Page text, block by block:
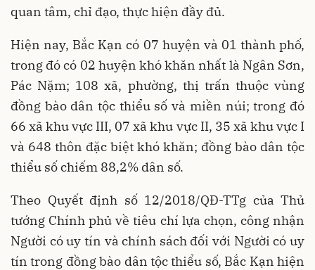
quan tâm, chỉ đạo, thực hiện đầy đủ.
Hiện nay, Bắc Kạn có 07 huyện và 01 thành phố,
trong đó có 02 huyện khó khăn nhất là Ngân Sơn,
Pác Nặm; 108 xã, phường, thị trấn thuộc vùng
đồng bào dân tộc thiểu số và miền núi; trong đó
66 xã khu vực III, 07 xã khu vực II, 35 xã khu vực I
và 648 thôn đặc biệt khó khăn; đồng bào dân tộc
thiểu số chiếm 88,2% dân số.
Theo Quyết định số 12/2018/QĐ-TTg của Thủ
tướng Chính phủ về tiêu chí lựa chọn, công nhận
Người có uy tín và chính sách đối với Người có uy
tín trong đồng bào dân tộc thiểu số, Bắc Kạn hiện